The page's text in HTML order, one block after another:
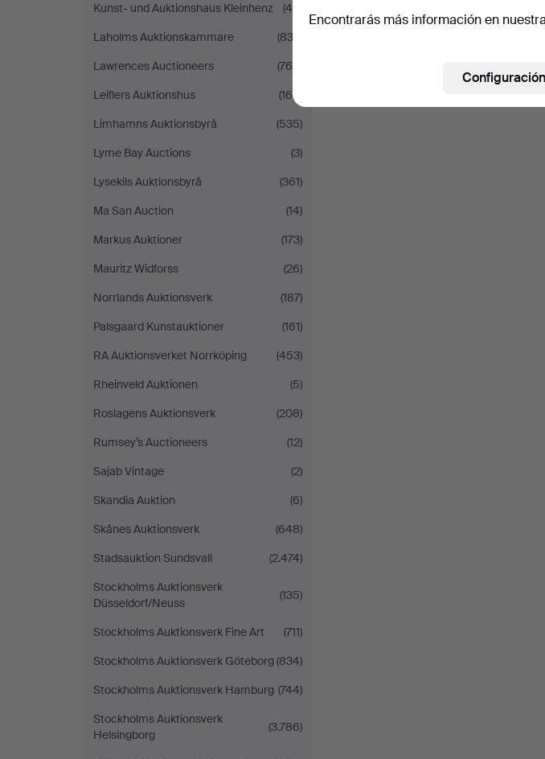
Kunst- und Auktionshaus Kleinhenz
(46)
Laholms Auktionskammare
(832)
Lawrences Auctioneers
(764)
Leiflers Auktionshus
(165)
Limhamns Auktionsbyrå
(535)
Lyme Bay Auctions
(3)
Lysekils Auktionsbyrå
(361)
Ma San Auction
(14)
Markus Auktioner
(173)
Mauritz Widforss
(26)
Norrlands Auktionsverk
(187)
Palsgaard Kunstauktioner
(161)
RA Auktionsverket Norrköping
(453)
Rheinveld Auktionen
(5)
Roslagens Auktionsverk
(208)
Rumsey’s Auctioneers
(12)
Sajab Vintage
(2)
Skandia Auktion
(6)
Skånes Auktionsverk
(648)
Stadsauktion Sundsvall
(2.474)
Stockholms Auktionsverk
Düsseldorf/Neuss
(135)
Stockholms Auktionsverk Fine Art
(711)
Stockholms Auktionsverk Göteborg(834)
Stockholms Auktionsverk Hamburg (744)
Stockholms Auktionsverk
Helsingborg
(3.786)
Encontrarás más información en nuestra